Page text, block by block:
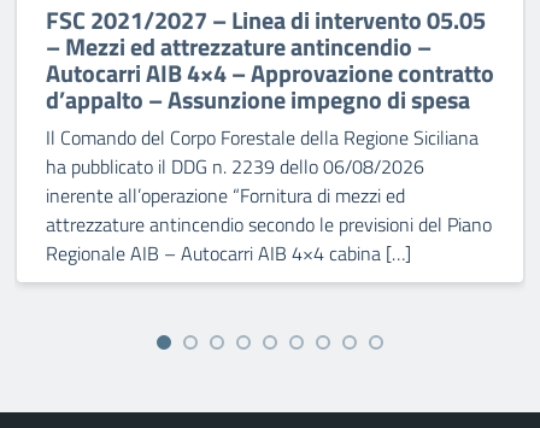
FSC 2021/2027 – Linea di intervento 05.05
– Mezzi ed attrezzature antincendio –
Autocarri AIB 4×4 – Approvazione contratto
d’appalto – Assunzione impegno di spesa
Il Comando del Corpo Forestale della Regione Siciliana
ha pubblicato il DDG n. 2239 dello 06/08/2026
inerente all’operazione “Fornitura di mezzi ed
attrezzature antincendio secondo le previsioni del Piano
Regionale AIB – Autocarri AIB 4×4 cabina […]